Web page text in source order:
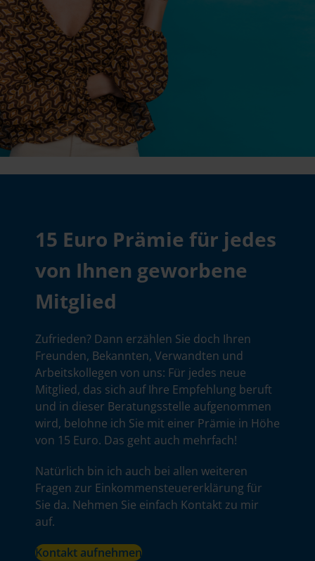
15 Euro Prämie für jedes
von Ihnen geworbene
Mitglied
Zufrieden? Dann erzählen Sie doch Ihren
Freunden, Bekannten, Verwandten und
Arbeitskollegen von uns: Für jedes neue
Mitglied, das sich auf Ihre Empfehlung beruft
und in dieser Beratungsstelle aufgenommen
wird, belohne ich Sie mit einer Prämie in Höhe
von 15 Euro. Das geht auch mehrfach!
Natürlich bin ich auch bei allen weiteren
Fragen zur Einkommensteuererklärung für
Sie da. Nehmen Sie einfach Kontakt zu mir
auf.
Kontakt aufnehmen